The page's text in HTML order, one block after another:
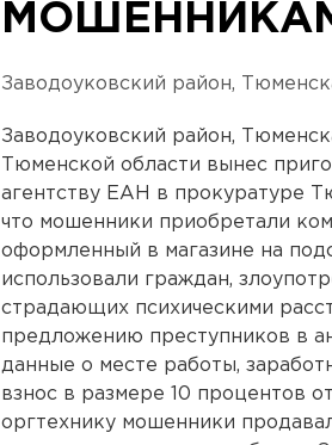
Заводоуковский район,
Заводоуковский район,
Тюменской области вынес
агентству ЕАН в прокуратуре
что мошенники приобретали
оформленный в магазине на
использовали граждан,
страдающих психическими
предложению преступников в
данные о месте работы,
взнос в размере 10 процентов
оргтехнику мошенники